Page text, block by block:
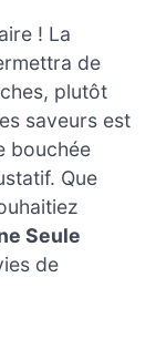
! La
de
plutôt
saveurs est
bouchée
Que
Seule
de